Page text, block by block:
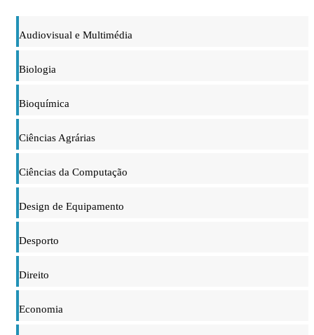
Audiovisual e Multimédia
Biologia
Bioquímica
Ciências Agrárias
Ciências da Computação
Design de Equipamento
Desporto
Direito
Economia